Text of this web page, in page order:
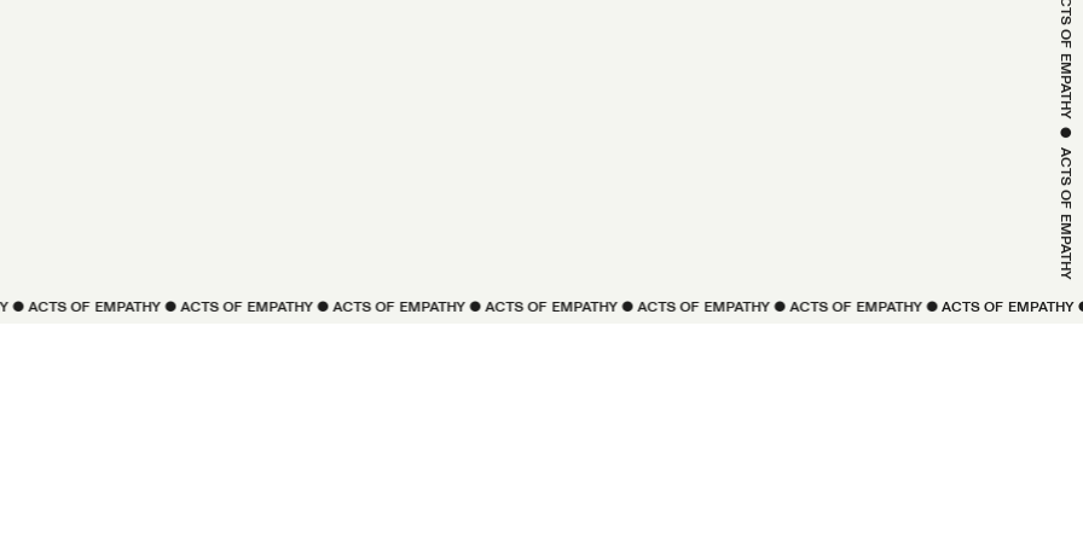
ACTS OF
EMPATHY
●
ACTS OF
EMPATHY
OF EMPATHY ● ACTS OF EMPATHY ● ACTS OF EMPATHY ● ACTS OF EMPATHY ● ACTS OF EMPATHY ● ACTS OF EMPATHY ● ACTS OF EMPATHY ●